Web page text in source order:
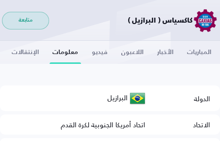
كاكسياس ( البرازيل ) متابعة
المباريات الأخبار اللاعبون فيديو معلومات الإنتقالات
الدولة البرازيل
الاتحاد
اتحاد أمريكا الجنوبية لكرة القدم